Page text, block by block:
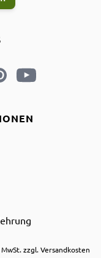
zzgl. Versandkosten